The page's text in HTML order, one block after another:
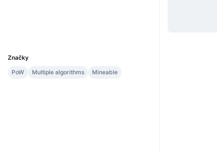
Značky
PoW
Multiple algorithms Mineable